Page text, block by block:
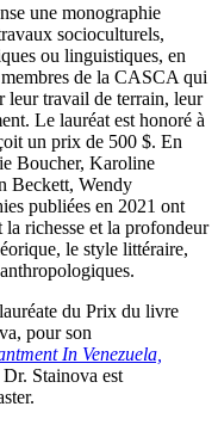
une monographie
socioculturels,
ou linguistiques, en
de la CASCA qui
leur travail de terrain, leur
Le lauréat est honoré à
un prix de 500 $. En
Boucher, Karoline
Beckett, Wendy
publiées en 2021 ont
la richesse et la profondeur
le style littéraire,
du Prix du livre
pour son
In Venezuela,
Dr. Stainova est